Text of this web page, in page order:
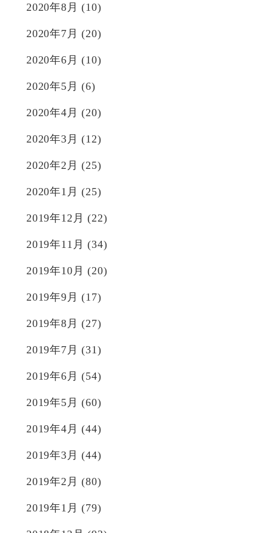
2020年8月 (10)
2020年7月 (20)
2020年6月 (10)
2020年5月 (6)
2020年4月 (20)
2020年3月 (12)
2020年2月 (25)
2020年1月 (25)
2019年12月 (22)
2019年11月 (34)
2019年10月 (20)
2019年9月 (17)
2019年8月 (27)
2019年7月 (31)
2019年6月 (54)
2019年5月 (60)
2019年4月 (44)
2019年3月 (44)
2019年2月 (80)
2019年1月 (79)